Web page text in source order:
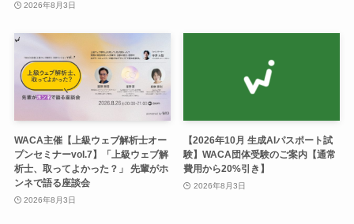
2026年8月3日
WACA主催【上級ウェブ解析士オー
プンセミナーvol.7】「上級ウェブ解
析士、取ってよかった？」 先輩がホ
ンネで語る座談会
2026年8月3日
【2026年10月 生成AIパスポート試
験】WACA団体受験のご案内【通常
費用から20%引き】
2026年8月3日